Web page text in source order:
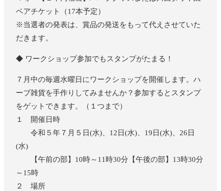
ペアチケット（17本予定）
※当選者の発表は、賞品の発送をもって代えさせていた
だきます。
◆ ワークショップ参加でもスタンプがたまる！
７月中の毎週水曜日にワークショップを開催します。ハ
ーブ雑貨を手作りしてみませんか？参加するとスタンプ
をゲットできます。（１つまで）
１ 開催日時
令和５年７月５日(水)、12日(水)、19日(水)、26日
(水)
【午前の部】10時～11時30分【午後の部】13時30分
～15時
２ 場所